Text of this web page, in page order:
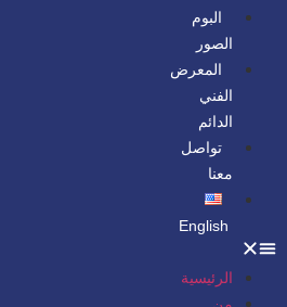
البوم
الصور
المعرض
الفني
الدائم
تواصل
معنا
English
الرئيسية